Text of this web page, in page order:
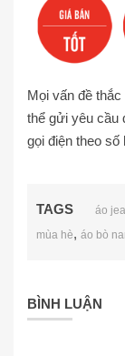
Mọi vấn đề
thể gửi yêu cầu
gọi điện theo số
TAGS áo
mùa hè, áo bò
BÌNH LUẬN